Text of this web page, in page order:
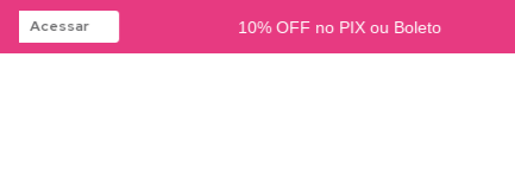
Acessar 10% OFF no PIX ou Boleto